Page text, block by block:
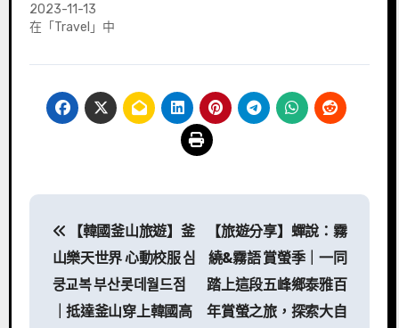
2023-11-13
在「Travel」中
文
章
導
【韓國釜山旅遊】釜
山樂天世界 心動校服 심
쿵교복 부산롯데월드점
｜抵達釜山穿上韓國高
【旅遊分享】蟬說：霧
繞&霧語 賞螢季｜一同
踏上這段五峰鄉泰雅百
年賞螢之旅，探索大自